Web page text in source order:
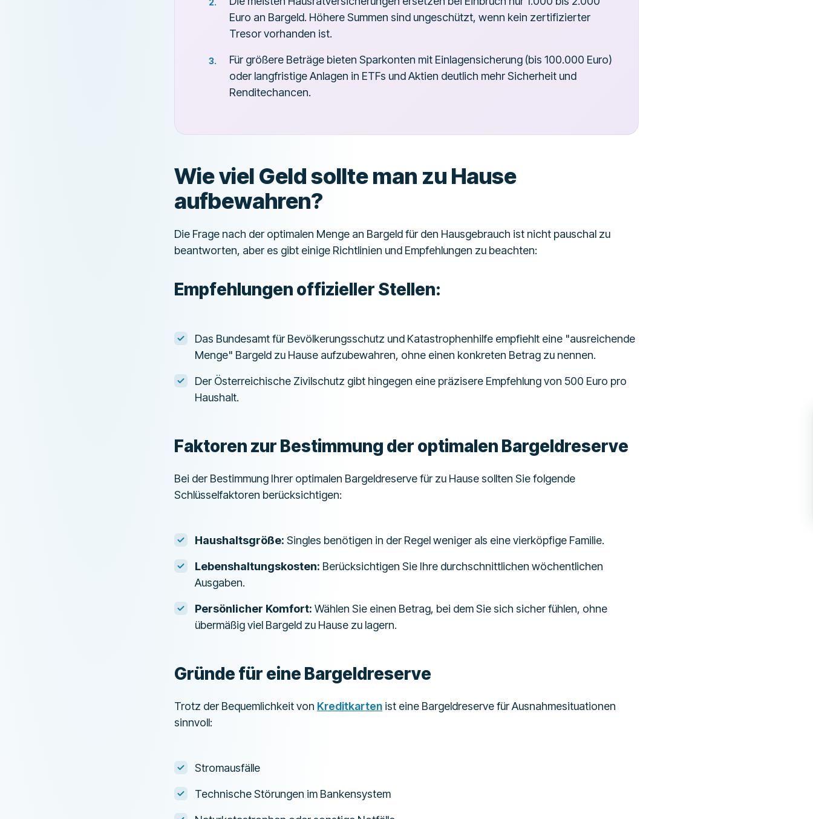
Euro an Bargeld. Höhere Summen sind ungeschützt, wenn kein zertifizierter
Tresor vorhanden ist.
Für größere Beträge bieten Sparkonten mit Einlagensicherung (bis 100.000 Euro)
oder langfristige Anlagen in ETFs und Aktien deutlich mehr Sicherheit und
Renditechancen.
Wie viel Geld sollte man zu Hause
aufbewahren?
Die Frage nach der optimalen Menge an Bargeld für den Hausgebrauch ist nicht pauschal zu
beantworten, aber es gibt einige Richtlinien und Empfehlungen zu beachten:
Empfehlungen offizieller Stellen:
Das Bundesamt für Bevölkerungsschutz und Katastrophenhilfe empfiehlt eine "ausreichende
Menge" Bargeld zu Hause aufzubewahren, ohne einen konkreten Betrag zu nennen.
Der Österreichische Zivilschutz gibt hingegen eine präzisere Empfehlung von 500 Euro pro
Haushalt.
Faktoren zur Bestimmung der optimalen Bargeldreserve
Bei der Bestimmung Ihrer optimalen Bargeldreserve für zu Hause sollten Sie folgende
Schlüsselfaktoren berücksichtigen:
Haushaltsgröße: Singles benötigen in der Regel weniger als eine vierköpfige Familie.
Lebenshaltungskosten: Berücksichtigen Sie Ihre durchschnittlichen wöchentlichen
Ausgaben.
Persönlicher Komfort: Wählen Sie einen Betrag, bei dem Sie sich sicher fühlen, ohne
übermäßig viel Bargeld zu Hause zu lagern.
Gründe für eine Bargeldreserve
Trotz der Bequemlichkeit von Kreditkarten ist eine Bargeldreserve für Ausnahmesituationen
sinnvoll:
Stromausfälle
Technische Störungen im Bankensystem